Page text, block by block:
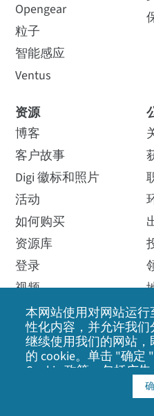
Digi IX40 5G 工业入门套
带蜂窝天线
如何购买
DIN 导轨安装支架套件
如何购买
IX40-04：4G LTE-
HSPA+
4G LTE-Advanced Pro
B4、B5、B7、B8、
B18、B19、B20、B25
B30、B38、B39、B40
B48、B66、B71；
3G 频段：
B1、B2、
B19
连接器
(2) 或 (4) 50 Ω SMA；
SIM 插槽
(2) Nano-SIM（4FF）
计算蜂窝部署中的自
由空间路径损耗
自由空间路径损耗是指信号
在发射天线和接收天线之间
点总损耗。本文将介绍如何
计算自由空间路径损耗。
查看指南
Digi IX40 数据表
由器解决方案，专为工业 4.0
打造
查看数据表
Opengear
粒子
智能感应
Ventus
资源
博客
客户故事
Digi 徽标和照片
活动
如何购买
资源库
登录
视频
网络研讨会
本网站使用对网站运行
性化内容，并允许我
继续使用我们的网站
的 cookie。单击 "确定
Cookie 政策 ，包括广
及与社交媒体、广告